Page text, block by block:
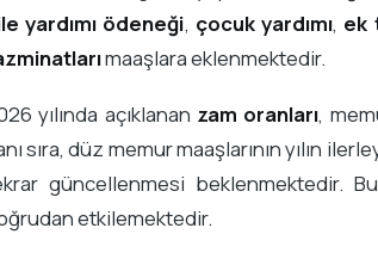
yardımı ödeneği, çocuk yardımı, ek
maaşlara eklenmektedir.
yılında açıklanan zam oranları,
sıra, düz memur maaşlarının yılın
güncellenmesi beklenmektedir.
etkilemektedir.